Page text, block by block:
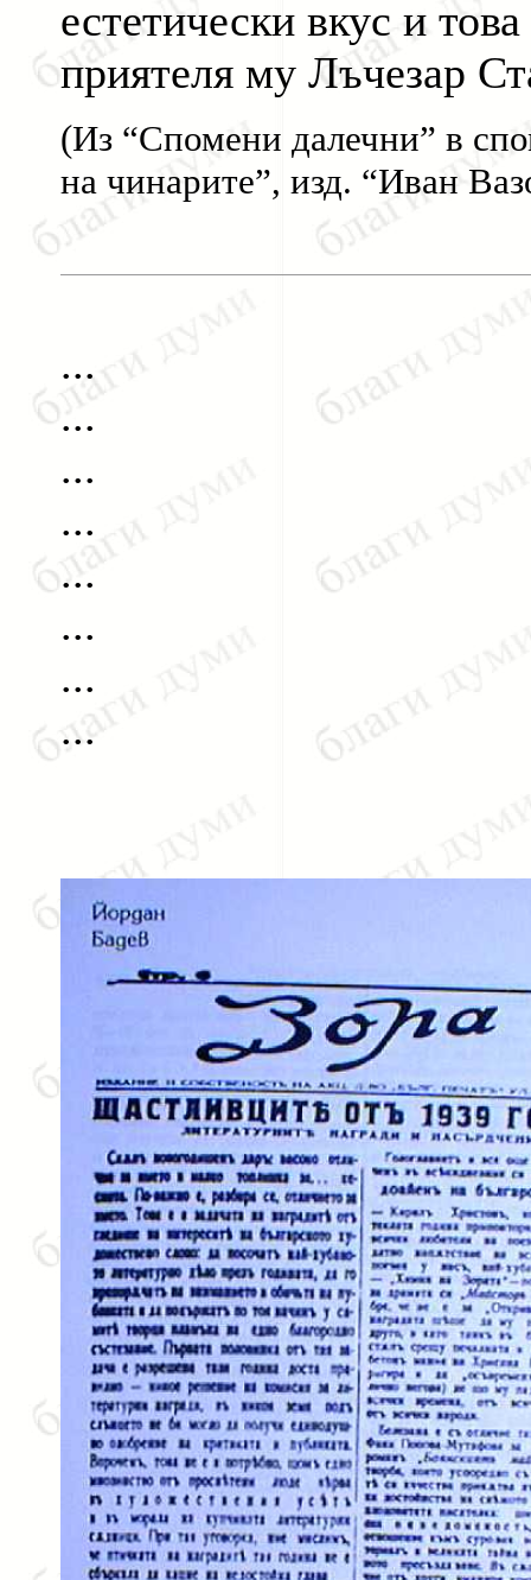
естетически вкус и
приятеля му Лъчезар
(Из “Спомени далечни” в
на чинарите”, изд. “Иван
...
...
...
...
...
...
...
...